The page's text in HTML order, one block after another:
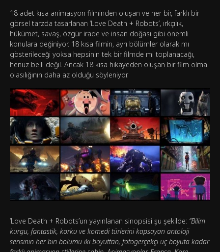
18 adet kısa animasyon filminden oluşan ve her bir, farklı bir
görsel tarzda tasarlanan ‘Love Death + Robots’, ırkçılık,
hükümet, savaş, özgür irade ve insan doğası gibi önemli
konulara değiniyor. 18 kısa filmin, ayrı bölümler olarak mı
gösterileceği yoksa hepsinin tek bir filmde mi toplanacağı,
henüz belli değil. Ancak 18 kısa hikayeden oluşan bir film olma
olasılığının daha az olduğu söyleniyor.
‘Love Death + Robots’un yayınlanan sinopsisi şu şekilde: “Bilim
kurgu, fantastik, korku ve komedi türlerini kapsayan antoloji
serisinin her biri bölümü iki boyuttan, fotogerçekçi üç boyuta kadar